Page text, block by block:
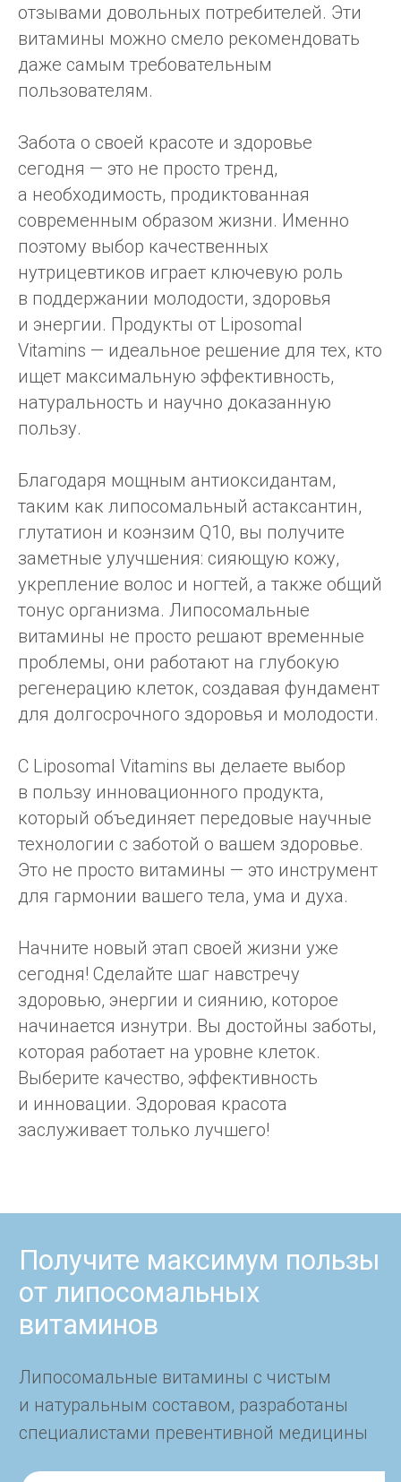
отзывами довольных потребителей. Эти
витамины можно смело рекомендовать
даже самым требовательным
пользователям.
Забота о своей красоте и здоровье
сегодня — это не просто тренд,
а необходимость, продиктованная
современным образом жизни. Именно
поэтому выбор качественных
нутрицевтиков играет ключевую роль
в поддержании молодости, здоровья
и энергии. Продукты от Liposomal
Vitamins — идеальное решение для тех, кто
ищет максимальную эффективность,
натуральность и научно доказанную
пользу.
Благодаря мощным антиоксидантам,
таким как липосомальный астаксантин,
глутатион и коэнзим Q10, вы получите
заметные улучшения: сияющую кожу,
укрепление волос и ногтей, а также общий
тонус организма. Липосомальные
витамины не просто решают временные
проблемы, они работают на глубокую
регенерацию клеток, создавая фундамент
для долгосрочного здоровья и молодости.
С Liposomal Vitamins вы делаете выбор
в пользу инновационного продукта,
который объединяет передовые научные
технологии с заботой о вашем здоровье.
Это не просто витамины — это инструмент
для гармонии вашего тела, ума и духа.
Начните новый этап своей жизни уже
сегодня! Сделайте шаг навстречу
здоровью, энергии и сиянию, которое
начинается изнутри. Вы достойны заботы,
которая работает на уровне клеток.
Выберите качество, эффективность
и инновации. Здоровая красота
заслуживает только лучшего!